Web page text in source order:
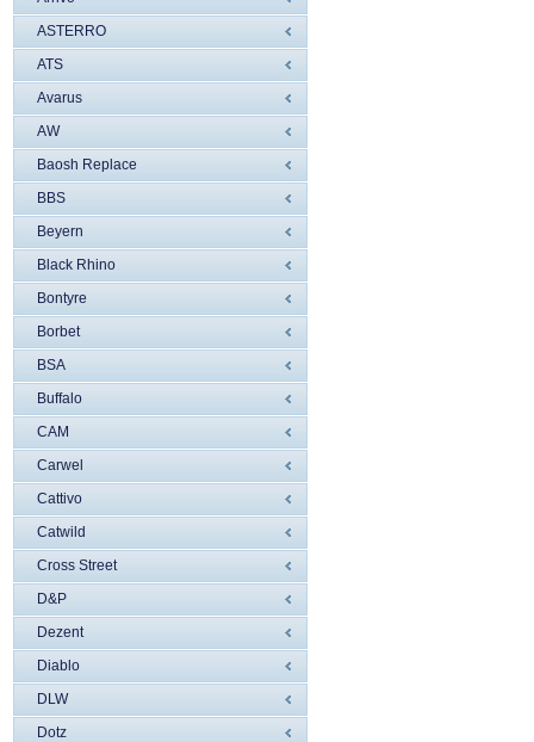
ASTERRO
ATS
Avarus
AW
Baosh Replace
BBS
Beyern
Black Rhino
Bontyre
Borbet
BSA
Buffalo
CAM
Carwel
Cattivo
Catwild
Cross Street
D&P
Dezent
Diablo
DLW
Dotz